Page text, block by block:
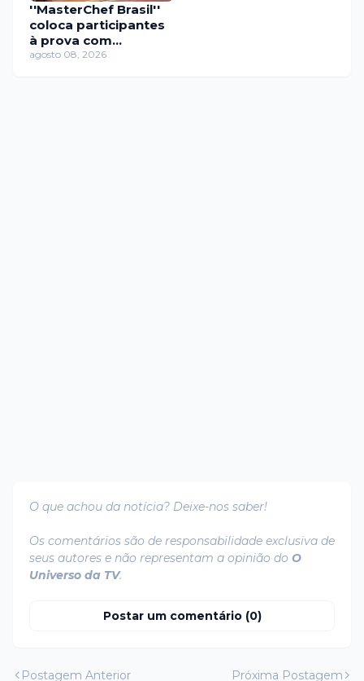
''MasterChef Brasil''
coloca participantes
à prova com
churrasco e
agosto 08, 2026
O que achou da notícia? Deixe-nos saber!
Os comentários são de responsabilidade exclusiva de
seus autores e não representam a opinião do O
Universo da TV.
Postar um comentário (0)
Postagem Anterior Próxima Postagem